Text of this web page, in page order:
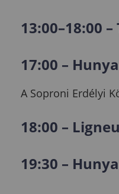
13:00–18:00
17:00 –
A Soproni Erdélyi
18:00 –
19:30 –